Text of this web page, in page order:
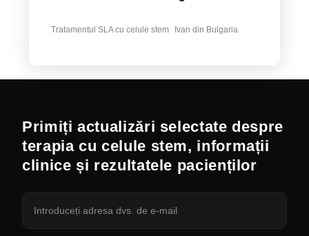
Tratamentul SLA cu celule stem Ivan din Bulgaria
Primiți actualizări selectate despre
terapia cu celule stem, informații
clinice și rezultatele pacienților